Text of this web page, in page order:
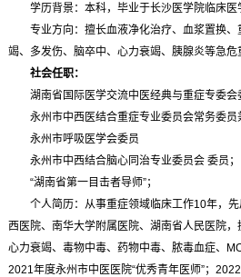
学历背景：本科，毕业于长沙医学院临床医
专业方向：擅长血液净化治疗、血浆置换
竭、多发伤、脑卒中、心力衰竭、胰腺炎等急危
社会任职：
湖南省国际医学交流中医经典与重症专委会
永州市中西医结合重症专业委员会常务委员
永州市呼吸医学会委员
永州市中西结合脑心同治专业委员会 委员；
“湖南省第一目击者导师”；
个人简历：从事重症领域临床工作10年，
西医院、南华大学附属医院、湖南省人民医院，
心力衰竭、毒物中毒、药物中毒、脓毒血症、
2021年度永州市中医医院“优秀青年医师”；